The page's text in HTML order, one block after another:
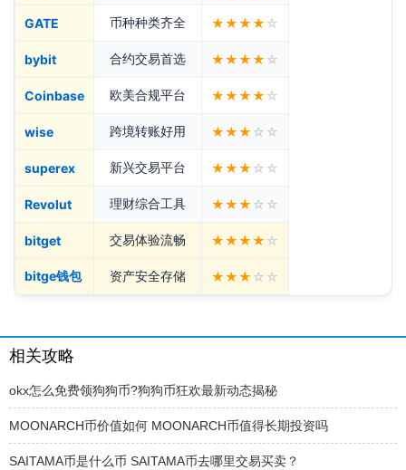
GATE 币种种类齐全 ★★★★ ☆
bybit 合约交易首选 ★★★★ ☆
Coinbase 欧美合规平台 ★★★★ ☆
wise 跨境转账好用 ★★★ ☆☆
superex 新兴交易平台 ★★★ ☆☆
Revolut 理财综合工具 ★★★ ☆☆
bitget 交易体验流畅 ★★★★ ☆
bitge钱包 资产安全存储 ★★★ ☆☆
相关攻略
okx怎么免费领狗狗币?狗狗币狂欢最新动态揭秘
MOONARCH币价值如何 MOONARCH币值得长期投资吗
SAITAMA币是什么币 SAITAMA币去哪里交易买卖？